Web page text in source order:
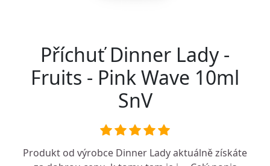
Příchuť Dinner Lady -
Fruits - Pink Wave 10ml
SnV
Produkt od výrobce Dinner Ladyaktuálně získáte